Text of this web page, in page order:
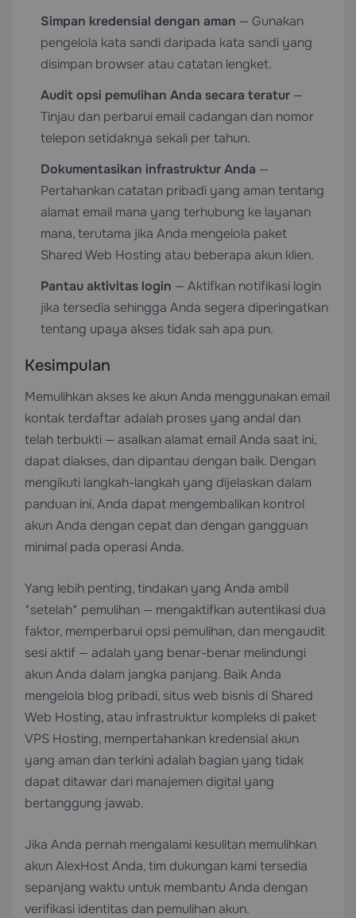
Simpan kredensial dengan aman — Gunakan
pengelola kata sandi daripada kata sandi yang
disimpan browser atau catatan lengket.
Audit opsi pemulihan Anda secara teratur —
Tinjau dan perbarui email cadangan dan nomor
telepon setidaknya sekali per tahun.
Dokumentasikan infrastruktur Anda —
Pertahankan catatan pribadi yang aman tentang
alamat email mana yang terhubung ke layanan
mana, terutama jika Anda mengelola paket
Shared Web Hosting atau beberapa akun klien.
Pantau aktivitas login — Aktifkan notifikasi login
jika tersedia sehingga Anda segera diperingatkan
tentang upaya akses tidak sah apa pun.
Kesimpulan
Memulihkan akses ke akun Anda menggunakan email
kontak terdaftar adalah proses yang andal dan
telah terbukti — asalkan alamat email Anda saat ini,
dapat diakses, dan dipantau dengan baik. Dengan
mengikuti langkah-langkah yang dijelaskan dalam
panduan ini, Anda dapat mengembalikan kontrol
akun Anda dengan cepat dan dengan gangguan
minimal pada operasi Anda.
Yang lebih penting, tindakan yang Anda ambil
*setelah* pemulihan — mengaktifkan autentikasi dua
faktor, memperbarui opsi pemulihan, dan mengaudit
sesi aktif — adalah yang benar-benar melindungi
akun Anda dalam jangka panjang. Baik Anda
mengelola blog pribadi, situs web bisnis di Shared
Web Hosting, atau infrastruktur kompleks di paket
VPS Hosting, mempertahankan kredensial akun
yang aman dan terkini adalah bagian yang tidak
dapat ditawar dari manajemen digital yang
bertanggung jawab.
Jika Anda pernah mengalami kesulitan memulihkan
akun AlexHost Anda, tim dukungan kami tersedia
sepanjang waktu untuk membantu Anda dengan
verifikasi identitas dan pemulihan akun.